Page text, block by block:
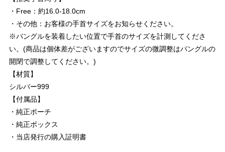
・Free：約16.0-18.0cm
・その他：お客様の手首サイズをお知らせください。
※バングルを装着したい位置で手首のサイズを計測してくださ
い。(商品は個体差がございますのでサイズの微調整はバングルの
開閉で調整してください。)
【材質】
シルバー999
【付属品】
・純正ポーチ
・純正ボックス
・当店発行の購入証明書